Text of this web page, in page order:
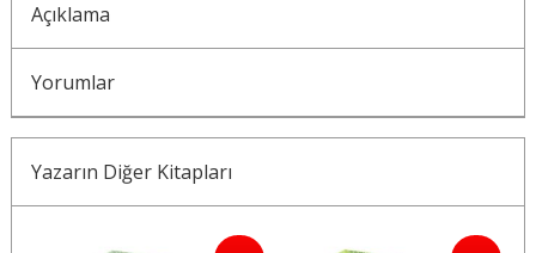
Açıklama
Yorumlar
Yazarın Diğer Kitapları